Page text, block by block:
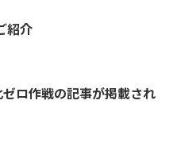
紹介
ゼロ作戦の記事が掲載され